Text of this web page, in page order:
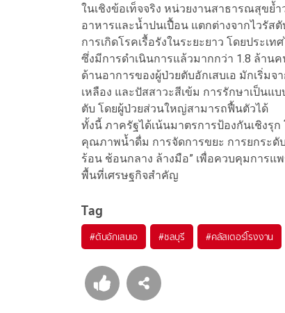
ในเชิงข้อเท็จจริง หน่วยงานสาธารณสุขย้
อาหารและน้ำปนเปื้อน แตกต่างจากไวรัส
การเกิดโรคเรื้อรังในระยะยาว โดยประเ
ซึ่งมีการดำเนินการแล้วมากกว่า 1.8 ล้าน
ด้านอาการของผู้ป่วยตับอักเสบเอ มักเริ่มจ
เหลือง และปัสสาวะสีเข้ม การรักษาเป็น
ตับ โดยผู้ป่วยส่วนใหญ่สามารถฟื้นตัวได้
ทั้งนี้ ภาครัฐได้เน้นมาตรการป้องกันเชิงรุ
คุณภาพน้ำดื่ม การจัดการขยะ การยกระดั
ร้อน ช้อนกลาง ล้างมือ” เพื่อควบคุมการ
พื้นที่เศรษฐกิจสำคัญ
Tag
#ตับอักเสบเอ #ชลบุรี #คลัสเตอร์โรงงาน